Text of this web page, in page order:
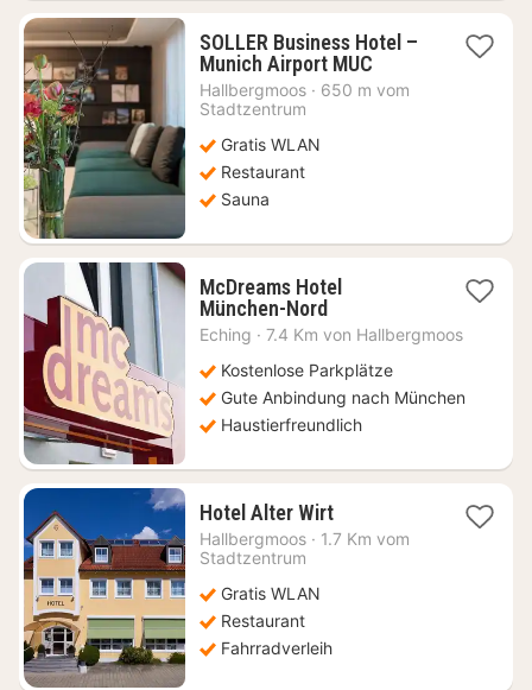
SOLLER Business Hotel –
Munich Airport MUC1
Nacht
Hallbergmoos · 650 m vom
Stadtzentrum
Gratis WLAN
Restaurant
Sauna
McDreams Hotel
München-Nord1
Nacht
45,04
€
Eching · 7.4 Km von Hallbergmoos
Kostenlose Parkplätze
Gute Anbindung nach München
Haustierfreundlich
Hotel Alter Wirt1
Nacht
Hallbergmoos · 1.7 Km vom
Stadtzentrum
Gratis WLAN
Restaurant
Fahrradverleih